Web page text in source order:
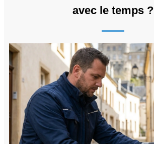
avec le temps ?